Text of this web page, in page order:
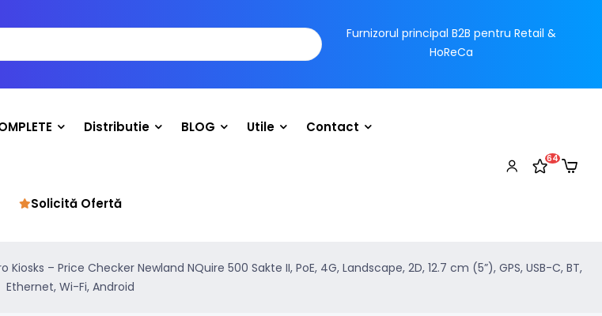
Furnizorul principal B2B pentru Retail &
HoReCa
Distributie BLOG Utile Contact
Solicită Ofertă
64
Kiosks – Price Checker Newland NQuire 500 Sakte II, PoE, 4G, Landscape, 2D, 12.7 cm (5”), GPS, USB-C, BT,
Ethernet, Wi-Fi, Android